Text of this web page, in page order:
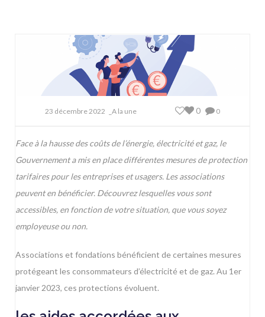
23 décembre 2022 _A la une 0
0
Face à la hausse des coûts de l’énergie, électricité et gaz, le
Gouvernement a mis en place différentes mesures de protection
tarifaires pour les entreprises et usagers. Les associations
peuvent en bénéficier. Découvrez lesquelles vous sont
accessibles, en fonction de votre situation, que vous soyez
employeuse ou non.
Associations et fondations bénéficient de certaines mesures
protégeant les consommateurs d’électricité et de gaz. Au 1er
janvier 2023, ces protections évoluent.